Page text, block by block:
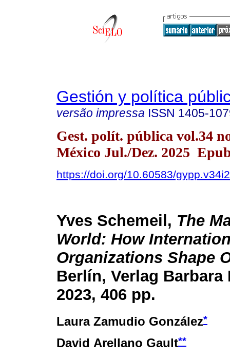
Gestión y política
versão impressa ISSN 1405-
Gest. polít. pública vol.34
México Jul./Dez. 2025
https://doi.org/10.60583/
Yves Schemeil, The
World: How
Organizations Shape
Berlín, Verlag Barbara
2023, 406 pp.
Laura Zamudio González*
David Arellano Gault**